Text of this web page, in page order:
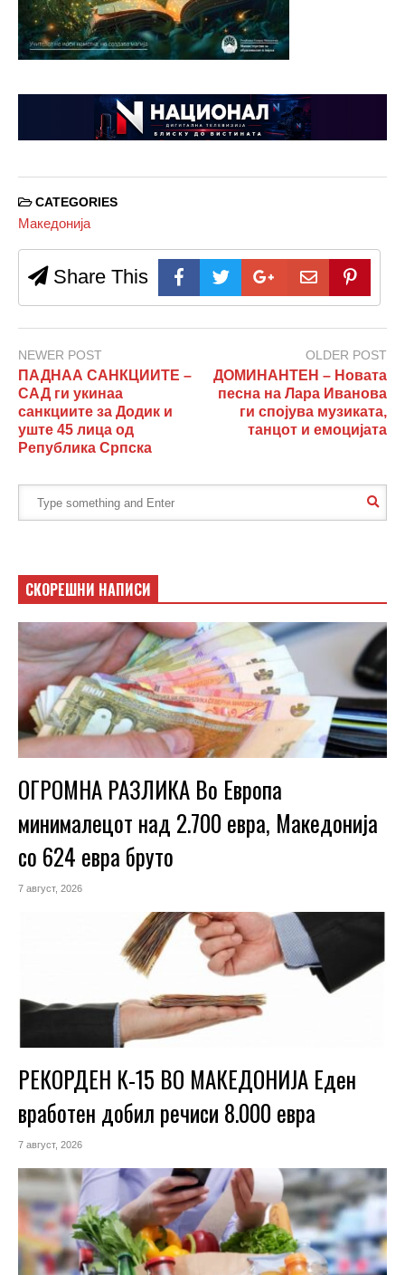
CATEGORIES
Македонија
Share This
NEWER POST
ПАДНАА САНКЦИИТЕ –
САД ги укинаа
санкциите за Додик и
уште 45 лица од
Република Српска
OLDER POST
ДОМИНАНТЕН – Новата
песна на Лара Иванова
ги спојува музиката,
танцот и емоцијата
СКОРЕШНИ НАПИСИ
ОГРОМНА РАЗЛИКА Во Европа
минималецот над 2.700 евра, Македонија
со 624 евра бруто
7 август, 2026
РЕКОРДЕН К-15 ВО МАКЕДОНИЈА Еден
вработен добил речиси 8.000 евра
7 август, 2026